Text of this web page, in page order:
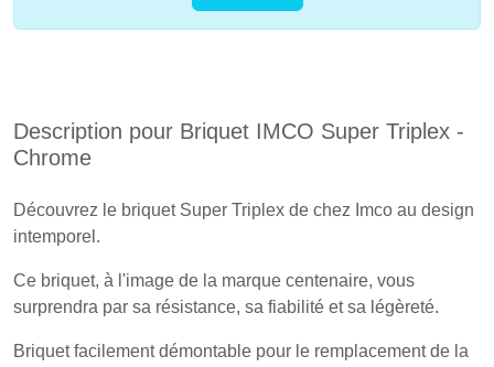
Description pour Briquet IMCO Super Triplex -
Chrome
Découvrez le briquet Super Triplex de chez Imco au design
intemporel.
Ce briquet, à l'image de la marque centenaire, vous
surprendra par sa résistance, sa fiabilité et sa légèreté.
Briquet facilement démontable pour le remplacement de la